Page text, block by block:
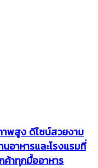
าพสูง ดีไซน์สวยงาม
อาหารและโรงแรมที่
ค้าทุกมื้ออาหาร